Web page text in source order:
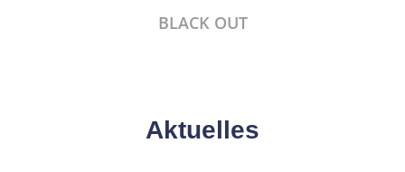
BLACK OUT
Aktuelles